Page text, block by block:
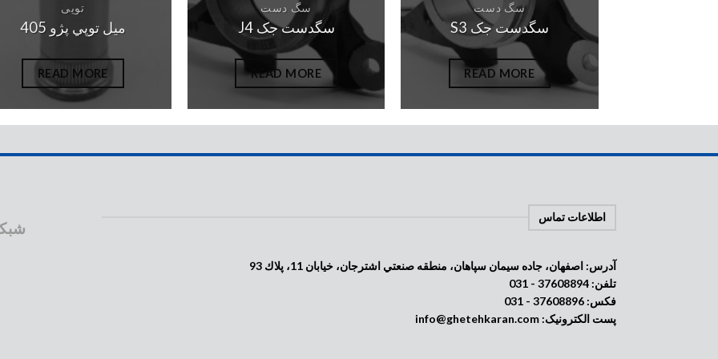
سگ دست
سگدست جک S3
READ MORE
سگ دست
سگدست جک J4
READ MORE
توپی
ميل توپي پژو 405
READ MORE
اطلاعات تماس
آدرس: اصفهان، جاده سيمان سپاهان، منطقه صنعتي اشترجان، خيابان 11، پلاك 93
تلفن: 37608894 - 031
فکس: 37608896 - 031
پست الکترونیک: info@ghetehkaran.com